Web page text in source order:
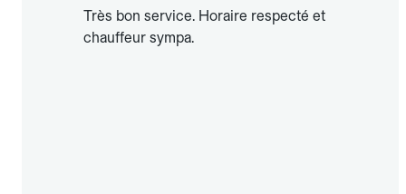
Très bon service. Horaire respecté et
chauffeur sympa.